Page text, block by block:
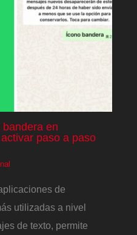
en
paso a paso
de
utilizadas a nivel
de texto, permite